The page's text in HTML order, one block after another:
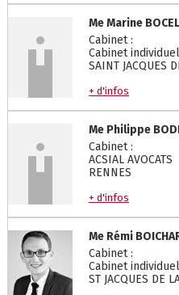
MeMarine BOCEL
Cabinet :
Cabinet
SAINT JACQUES
+ d'infos
Me Philippe
Cabinet :
ACSIAL AVOCATS
RENNES
+ d'infos
Me Rémi
Cabinet :
Cabinet individuel
ST JACQUES DE